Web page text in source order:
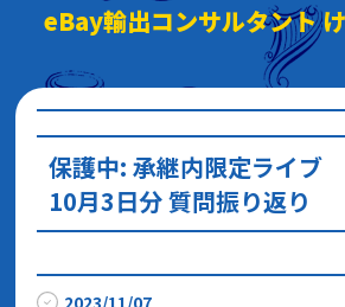
eBay輸出コンサルタント
保護中: 承継内限定ライブ
10月3日分 質問振り返り
2023/11/07